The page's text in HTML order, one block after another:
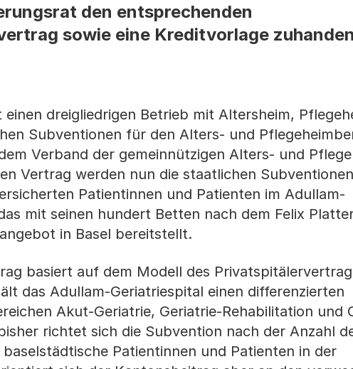
den entsprechenden
sowie eine Kreditvorlage
dreigliedrigen Betrieb mit Altersheim,
Subventionen für den Alters- und
Verband der gemeinnützigen Alters- und
Vertrag werden nun die staatlichen
Patientinnen und Patienten im Adullam-
mit seinen hundert Betten nach dem Felix
in Basel bereitstellt.
basiert auf dem Modell des
das Adullam-Geriatriespital einen differenzierten
Akut-Geriatrie, Geriatrie-Rehabilitation und
richtet sich die Subvention nach der Anzahl
Patientinnen und Patienten in der